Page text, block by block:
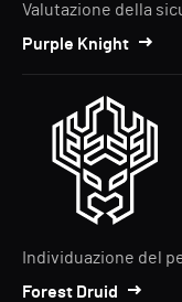
Valutazione della
Purple Knight
Individuazione del
Forest Druid